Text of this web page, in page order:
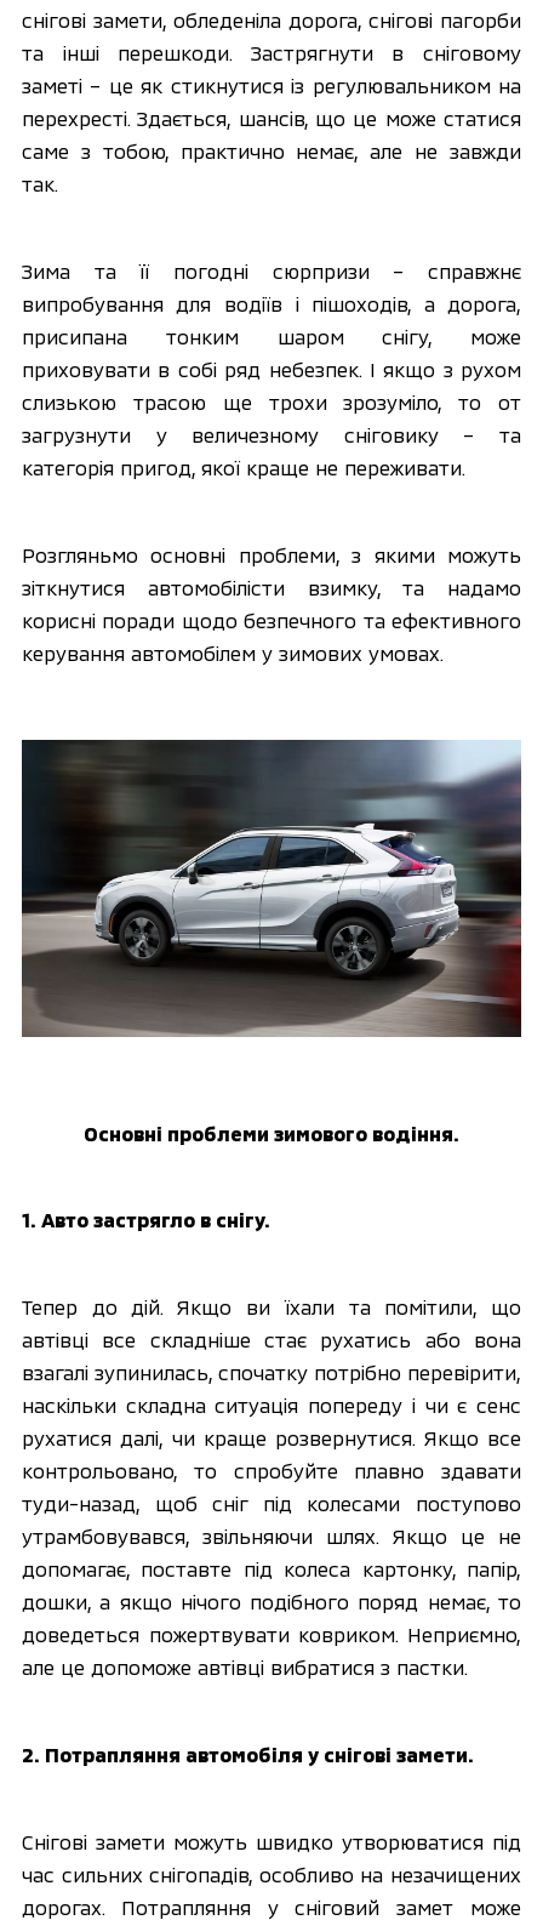
снігові замети, обледеніла дорога, снігові пагорби
та інші перешкоди. Застрягнути в сніговому
заметі – це як стикнутися із регулювальником на
перехресті. Здається, шансів, що це може статися
саме з тобою, практично немає, але не завжди
так.
Зима та її погодні сюрпризи – справжнє
випробування для водіїв і пішоходів, а дорога,
присипана тонким шаром снігу, може
приховувати в собі ряд небезпек. І якщо з рухом
слизькою трасою ще трохи зрозуміло, то от
загрузнути у величезному сніговику – та
категорія пригод, якої краще не переживати.
Розгляньмо основні проблеми, з якими можуть
зіткнутися автомобілісти взимку, та надамо
корисні поради щодо безпечного та ефективного
керування автомобілем у зимових умовах.
Основні проблеми зимового водіння.
1. Авто застрягло в снігу.
Тепер до дій. Якщо ви їхали та помітили, що
автівці все складніше стає рухатись або вона
взагалі зупинилась, спочатку потрібно перевірити,
наскільки складна ситуація попереду і чи є сенс
рухатися далі, чи краще розвернутися. Якщо все
контрольовано, то спробуйте плавно здавати
туди-назад, щоб сніг під колесами поступово
утрамбовувався, звільняючи шлях. Якщо це не
допомагає, поставте під колеса картонку, папір,
дошки, а якщо нічого подібного поряд немає, то
доведеться пожертвувати ковриком. Неприємно,
але це допоможе автівці вибратися з пастки.
2. Потрапляння автомобіля у снігові замети.
Снігові замети можуть швидко утворюватися під
час сильних снігопадів, особливо на незачищених
дорогах. Потрапляння у сніговий замет може